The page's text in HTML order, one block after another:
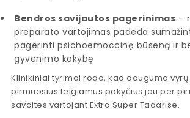
Bendros savijautos pagerinimas –
preparato vartojimas padeda
pagerinti psichoemoccinę būseną ir
gyvenimo kokybę
Klinikiniai tyrimai rodo, kad dauguma
pirmuosius teigiamus pokyčius jau per
savaites vartojant Extra Super Tadarise.